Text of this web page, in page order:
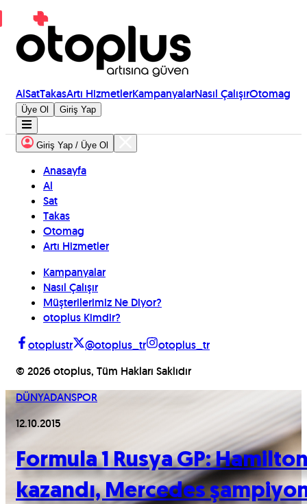
AlSatTakasArtı HizmetlerKampanyalarNasıl ÇalışırOtomag
Üye Ol Giriş Yap
Giriş Yap / Üye Ol
Anasayfa
Al
Sat
Takas
Otomag
Artı Hizmetler
Kampanyalar
Nasıl Çalışır
Müşterilerimiz Ne Diyor?
otoplus Kimdir?
otoplustr
@otoplus_tr
otoplus_tr
© 2026 otoplus, Tüm Hakları Saklıdır
DÜNYADANSPOR
12.10.2015
Formula 1 Rusya GP:
kazandı, Mercedes